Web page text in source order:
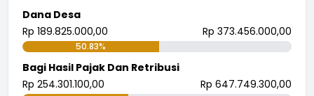
Waktu
Lokasi :
Gandawari
Koordinator
DKM Nuruttaufik
Dana Desa
Rp 189.825.000,00
Rp 373.456.000,00
50.83%
Bagi Hasil Pajak Dan Retribusi
Rp 254.301.100,00
Rp 647.749.300,00